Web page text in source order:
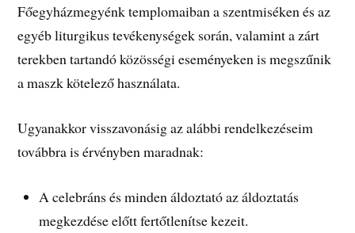
Főegyházmegyénk templomaiban a szentmiséken és az
egyéb liturgikus tevékenységek során, valamint a zárt
terekben tartandó közösségi eseményeken is megszűnik
a maszk kötelező használata.
Ugyanakkor visszavonásig az alábbi rendelkezéseim
továbbra is érvényben maradnak:
A celebráns és minden áldoztató az áldoztatás
megkezdése előtt fertőtlenítse kezeit.